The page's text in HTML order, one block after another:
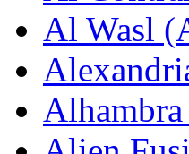
Al Wasl